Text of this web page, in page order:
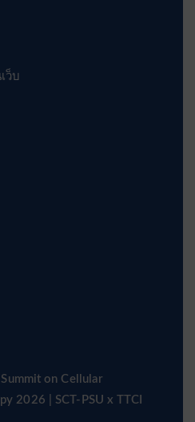
ว็บ
on Cellular
2026 | SCT-PSU x TTCI